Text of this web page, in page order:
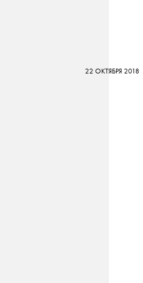
22 ОКТЯБРЯ 2018